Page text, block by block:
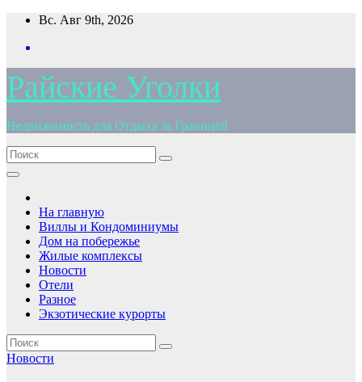
Перейти
содержимому
Вс. Авг 9th, 2026
Райские Уголки
Недвижимость для Отдыха за Границей
На главную
Виллы и Кондоминиумы
Дом на побережье
Жилые комплексы
Новости
Отели
Разное
Экзотические курорты
Новости